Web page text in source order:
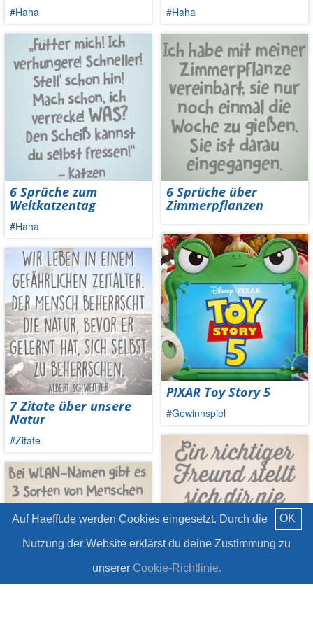
#Haha
6 Sprüche zum
Weltkatzentag
#Haha
7 Zitate über unsere
Natur
#Zitate
#Haha
6 Sprüche über
Zimmerpflanzen
PIXAR Toy Story 5
#Gewinnspiel
OK
Auf Haefft.de werden Cookies eingesetzt. Durch die
Nutzung der Website erklärst du deine Zustimmung zu
unserer Cookie-Richtlinie.